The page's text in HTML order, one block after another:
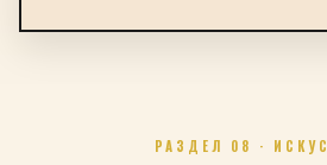
РАЗДЕЛ 08 ·